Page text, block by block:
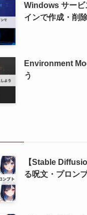
Windows サービ
インで作成・削
Environment
う
【Stable
る呪文・プロン